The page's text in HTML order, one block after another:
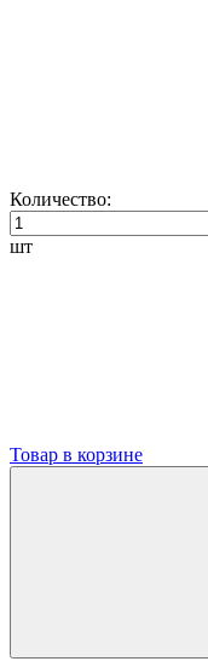
Количество:
шт
Товар в корзине